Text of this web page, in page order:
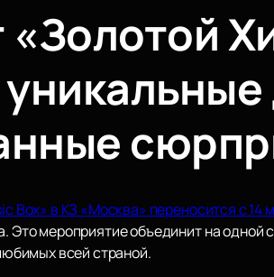
Box» в КЗ «Москва» переносится с 14
Это мероприятие объединит на
всей страной.